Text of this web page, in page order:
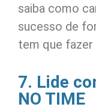
saiba como
sucesso de
tem que fazer
7. Lide
NO TIME